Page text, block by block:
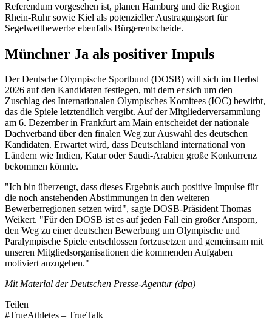
Referendum vorgesehen ist, planen Hamburg und die Region
Rhein-Ruhr sowie Kiel als potenzieller Austragungsort für
Segelwettbewerbe ebenfalls Bürgerentscheide.
Münchner Ja als positiver Impuls
Der Deutsche Olympische Sportbund (DOSB) will sich im Herbst
2026 auf den Kandidaten festlegen, mit dem er sich um den
Zuschlag des Internationalen Olympisches Komitees (IOC) bewirbt,
das die Spiele letztendlich vergibt. Auf der Mitgliederversammlung
am 6. Dezember in Frankfurt am Main entscheidet der nationale
Dachverband über den finalen Weg zur Auswahl des deutschen
Kandidaten. Erwartet wird, dass Deutschland international von
Ländern wie Indien, Katar oder Saudi-Arabien große Konkurrenz
bekommen könnte.
"Ich bin überzeugt, dass dieses Ergebnis auch positive Impulse für
die noch anstehenden Abstimmungen in den weiteren
Bewerberregionen setzen wird", sagte DOSB-Präsident Thomas
Weikert. "Für den DOSB ist es auf jeden Fall ein großer Ansporn,
den Weg zu einer deutschen Bewerbung um Olympische und
Paralympische Spiele entschlossen fortzusetzen und gemeinsam mit
unseren Mitgliedsorganisationen die kommenden Aufgaben
motiviert anzugehen."
Mit Material der Deutschen Presse-Agentur (dpa)
Teilen
#TrueAthletes – TrueTalk